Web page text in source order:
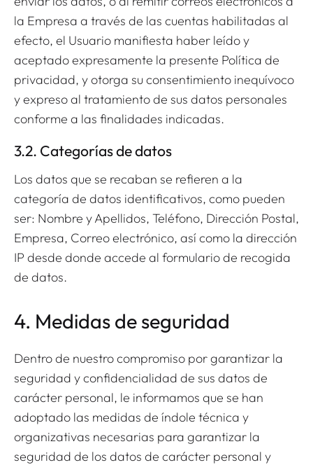
la Empresa a través de las cuentas habilitadas al
efecto, el Usuario manifiesta haber leído y
aceptado expresamente la presente Política de
privacidad, y otorga su consentimiento inequívoco
y expreso al tratamiento de sus datos personales
conforme a las finalidades indicadas.
3.2. Categorías de datos
Los datos que se recaban se refieren a la
categoría de datos identificativos, como pueden
ser: Nombre y Apellidos, Teléfono, Dirección Postal,
Empresa, Correo electrónico, así como la dirección
IP desde donde accede al formulario de recogida
de datos.
4. Medidas de seguridad
Dentro de nuestro compromiso por garantizar la
seguridad y confidencialidad de sus datos de
carácter personal, le informamos que se han
adoptado las medidas de índole técnica y
organizativas necesarias para garantizar la
seguridad de los datos de carácter personal y